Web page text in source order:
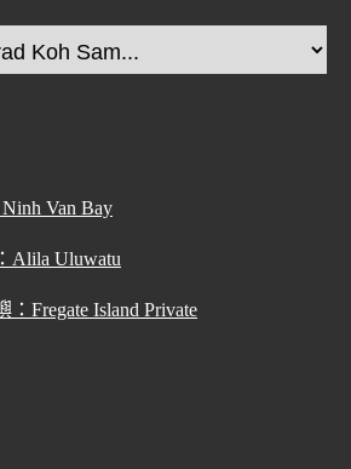
Van Bay
Alila Uluwatu
Fregate Island Private